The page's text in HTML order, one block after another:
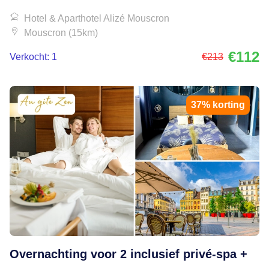
Hotel & Aparthotel Alizé Mouscron
Mouscron (15km)
Verkocht: 1 €213 €112
37% korting
Overnachting voor 2 inclusief privé-spa +